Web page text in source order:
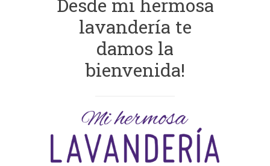
lavandería te
damos la
bienvenida!